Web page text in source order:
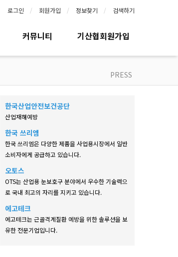
로그인 회원가입 정보찾기 검색하기
커뮤니티 기산협회원가입
PRESS
한국산업안전보건공단
산업재해예방
한국 쓰리엠
한국 쓰리엠은 다양한 제품을 사업용시장에서 일반
소비자에게 공급하고 있습니다.
오토스
OTS는 산업용 눈보호구 분야에서 우수한 기술력으
로 국내 최고의 자리를 지키고 있습니다.
에고테크
에고테크는 근골격계질환 예방을 위한 솔루션을 보
유한 전문기업입니다.